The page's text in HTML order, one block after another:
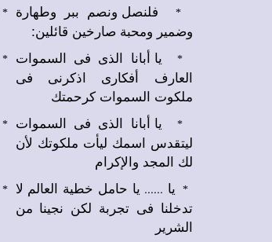
* *
فلنصل ونصم ببر وطهارة
وضمير ومحبة صارخين قائلين:
* *
يا أبانا الذى فى السموات
العارف أفكارى اذكرنى فى
ملكوت السموات كرحمتك
* *
يا أبانا الذى فى السموات
ليتقدس اسمك ليأت ملكوتك لأن
لك المجد والإكرام
* * يا ...... يا حامل خطية العالم لا
تدخلنا فى تجربة لكن نجينا من
الشرير